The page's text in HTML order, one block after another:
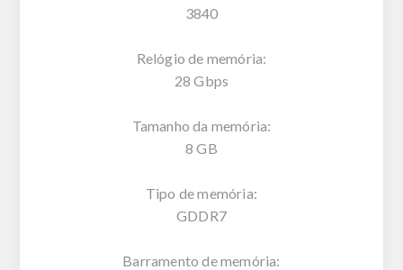
3840
Relógio de memória:
28 Gbps
Tamanho da memória:
8 GB
Tipo de memória:
GDDR7
Barramento de memória: